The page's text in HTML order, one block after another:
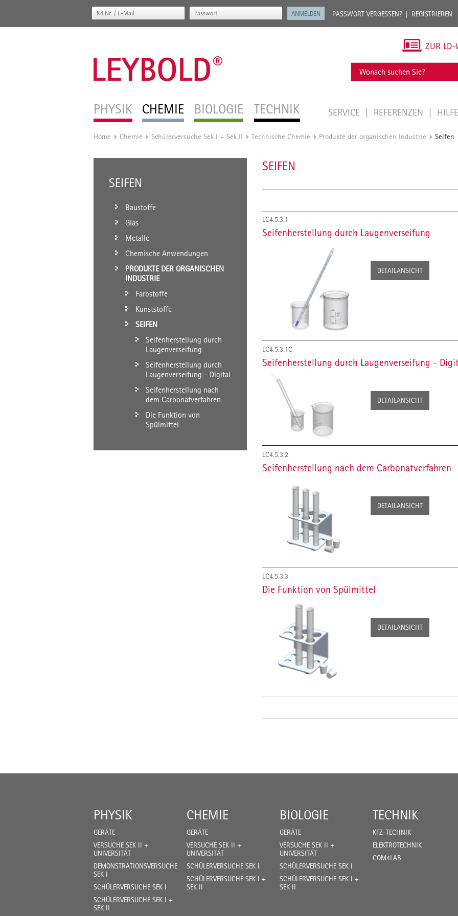
PASSWORT VERGESSEN? REGISTRIEREN
PHYSIK CHEMIE BIOLOGIE TECHNIK
ZUR LD-
SERVICE REFERENZEN
Home / Chemie / Schülerversuche Sek I + Sek II / Technische Chemie / Produkte der organischen Industrie / Seifen
SEIFEN
Baustoffe
Glas
Metalle
Chemische Anwendungen
PRODUKTE DER ORGANISCHEN
INDUSTRIE
Farbstoffe
Kunststoffe
SEIFEN
Seifenherstellung durch
Laugenverseifung
Seifenherstellung durch
Laugenverseifung - Digital
Seifenherstellung nach
dem Carbonatverfahren
Die Funktion von
Spülmittel
SEIFEN
LC4.5.3.1
Seifenherstellung durch Laugenverseifung
DETAILANSICHT
LC4.5.3.1C
Seifenherstellung durch Laugenverseifung -
DETAILANSICHT
LC4.5.3.2
Seifenherstellung nach dem Carbonatverfahren
DETAILANSICHT
LC4.5.3.3
Die Funktion von Spülmittel
DETAILANSICHT
PHYSIK
GERÄTE
VERSUCHE SEK II +
UNIVERSITÄT
DEMONSTRATIONSVERSUCHE
SEK I
SCHÜLERVERSUCHE SEK I
SCHÜLERVERSUCHE SEK I +
SEK II
CHEMIE
GERÄTE
VERSUCHE SEK II +
UNIVERSITÄT
SCHÜLERVERSUCHE SEK I
SCHÜLERVERSUCHE SEK I +
SEK II
BIOLOGIE
GERÄTE
VERSUCHE SEK II +
UNIVERSITÄT
SCHÜLERVERSUCHE SEK I
SCHÜLERVERSUCHE SEK I +
SEK II
TECHNIK
KFZ-TECHNIK
ELEKTROTECHNIK
COM4LAB